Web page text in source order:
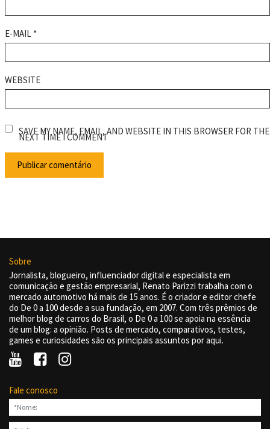
E-MAIL *
WEBSITE
SAVE MY NAME, EMAIL, AND WEBSITE IN THIS BROWSER FOR THE
NEXT TIME I COMMENT
Sobre
Jornalista, blogueiro, influenciador digital e especialista em
comunicação e gestão empresarial, Renato Parizzi trabalha com o
mercado automotivo há mais de 15 anos. É o criador e editor chefe
do De 0 a 100 desde a sua fundação, em 2007. Com três prêmios de
melhor blog de carros do Brasil, o De 0 a 100 se apoia na essência
de um blog: a opinião. Posts de mercado, comparativos, testes,
games e curiosidades são os principais assuntos por aqui.
Fale conosco